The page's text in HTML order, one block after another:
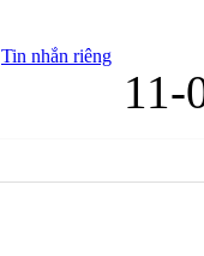
Tin nhắn riêng
11-